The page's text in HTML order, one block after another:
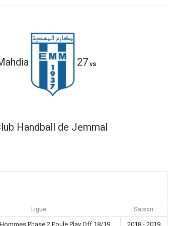
27 vs
Handball de Jemmal
Ligue Saison
Phase 2 Poule Play Off 18/19 2018 - 2019